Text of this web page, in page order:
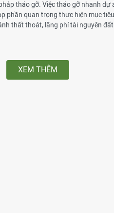
tháo gỡ. Việc tháo gỡ nhanh
phần quan trọng thực hiện mục
thất thoát, lãng phí tài nguyên
XEM THÊM